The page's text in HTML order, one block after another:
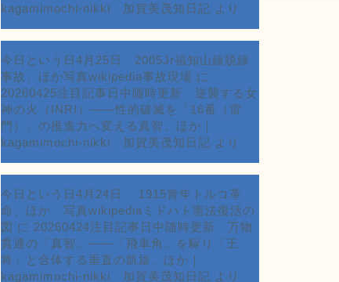
kagamimochi-nikki 加賀美茂知日記 より
今日という日4月25日 2005Jr福知山線脱線
事故、ほか写真wikipedia事故現場 に
20260425注目記事日中随時更新 逆襲する女
神の火（INRI）――性的破滅を「16番（雷
門）」の推進力へ変える真智、ほか｜
kagamimochi-nikki 加賀美茂知日記 より
今日という日4月24日 1915青年トルコ革
命、ほか 写真wikipediaミドハト憲法復活の
図 に 20260424注目記事日中随時更新 万物
貫通の「真智」――「飛車角」を駆り「王
将」と合体する垂直の凱旋、ほか｜
kagamimochi-nikki 加賀美茂知日記 より